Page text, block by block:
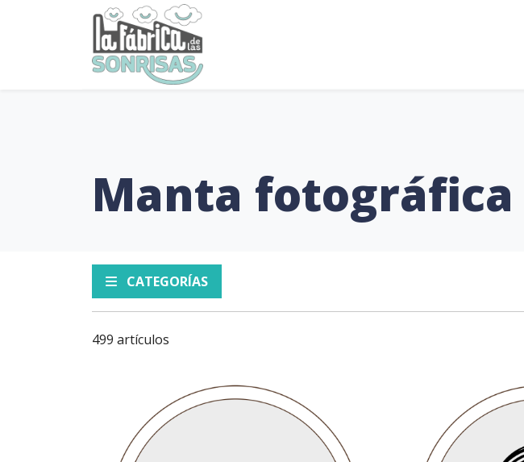
Manta
CATEGORÍAS
499 artículos